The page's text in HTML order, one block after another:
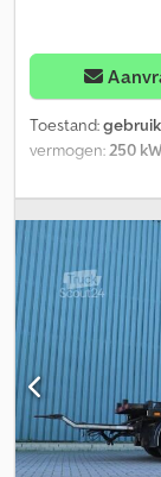
Toestand:
vermogen: 250
bandenmaten:
verlichting,
R24, bedrijfsuren:
5, zwaailamp,
Snijbalkbreedte:
Airconditioning